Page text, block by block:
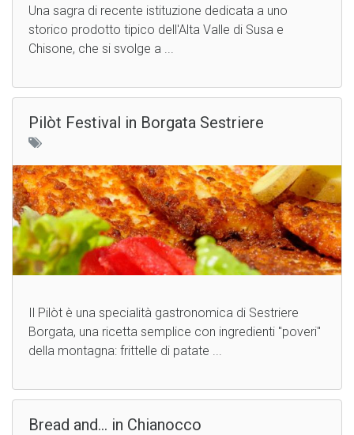
Una sagra di recente istituzione dedicata a uno
storico prodotto tipico dell'Alta Valle di Susa e
Chisone, che si svolge a ...
Pilòt Festival in Borgata Sestriere
Il Pilòt è una specialità gastronomica di Sestriere
Borgata, una ricetta semplice con ingredienti "poveri"
della montagna: frittelle di patate ...
Bread and... in Chianocco